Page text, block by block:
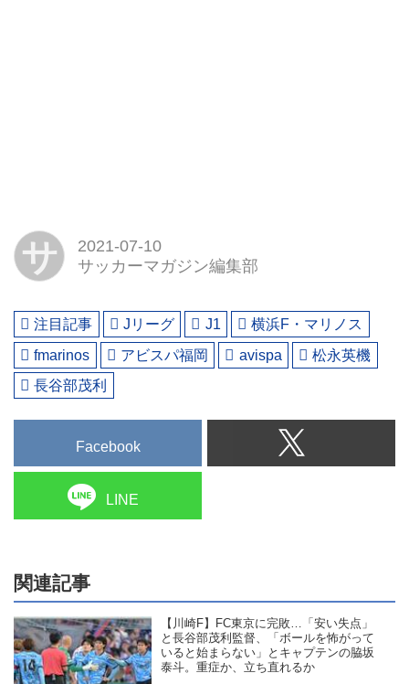
サ
2021-07-10
サッカーマガジン編集部
注目記事 Jリーグ J1
横浜F・マリノス
fmarinos
アビスパ福岡 avispa
松永英機
長谷部茂利
Facebook
LINE
関連記事
【川崎F】FC東京に完敗…「安い失点」
と長谷部茂利監督、「ボールを怖がって
いると始まらない」とキャプテンの脇坂
泰斗。重症か、立ち直れるか